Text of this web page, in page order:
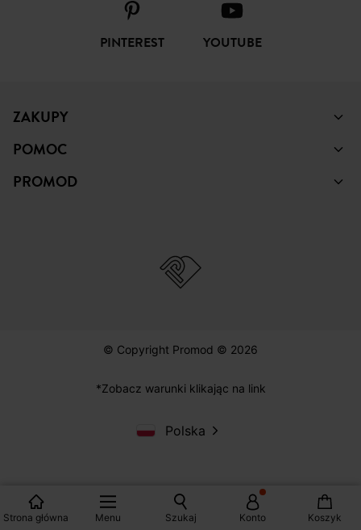
Strona główna Menu Szukaj Konto Koszyk
PINTEREST YOUTUBE
ZAKUPY
POMOC
PROMOD
© Copyright Promod © 2026
*Zobacz warunki klikając na link
Polska